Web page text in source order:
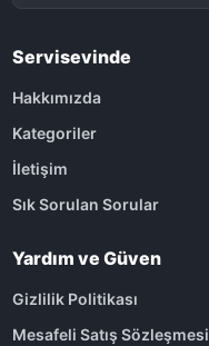
Servisevinde
Hakkımızda
Kategoriler
İletişim
Sık Sorulan Sorular
Yardım ve Güven
Gizlilik Politikası
Mesafeli Satış Sözleşmesi